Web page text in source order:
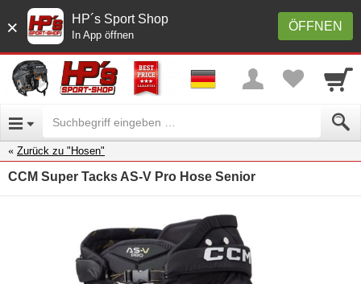
× ÖFFNEN
HP´s Sport Shop
In App öffnen
Zurück zu "Hosen"
CCM Super Tacks AS-V Pro Hose Senior